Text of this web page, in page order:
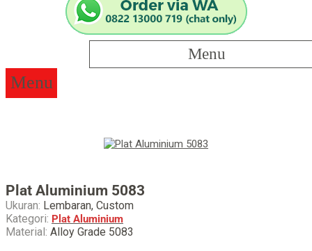
Menu
Menu
Plat Aluminium 5083
Ukuran: Lembaran, Custom
Kategori: Plat Aluminium
Material: Alloy Grade 5083